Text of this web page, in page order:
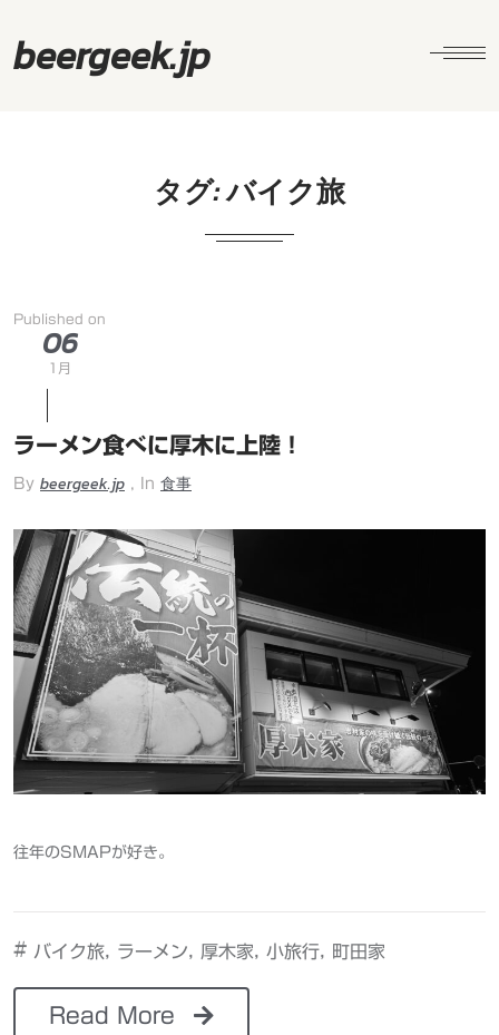
beergeek.jp
タグ:バイク旅
Published on
06
1月
ラーメン食べに厚木に上陸！
By beergeek.jp , In 食事
往年のSMAPが好き。
# バイク旅 ラーメン 厚木家 小旅行 町田家
Read More